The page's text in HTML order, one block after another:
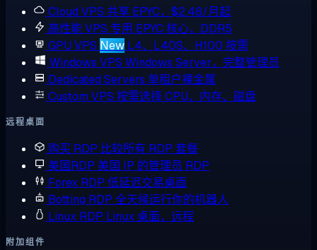
Cloud VPS 共享 EPYC，$2.48/月起
高性能 VPS 专用 EPYC 核心，DDR5
GPU VPS New L4、L40S、H100 按需
Windows VPS Windows Server，完整管理员
Dedicated Servers 单租户裸金属
Custom VPS 按需选择 CPU、内存、磁盘
远程桌面
购买 RDP 比较所有 RDP 套餐
美国RDP 美国 IP 的管理员 RDP
Forex RDP 低延迟交易桌面
Botting RDP 全天候运行你的机器人
Linux RDP Linux 桌面，远程
附加组件